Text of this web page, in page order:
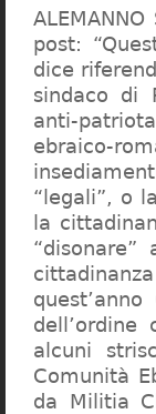
post:
dice
sindaco di
anti-
ebraico-
“legali”, o
la
alcuni
Comunità
da Militia